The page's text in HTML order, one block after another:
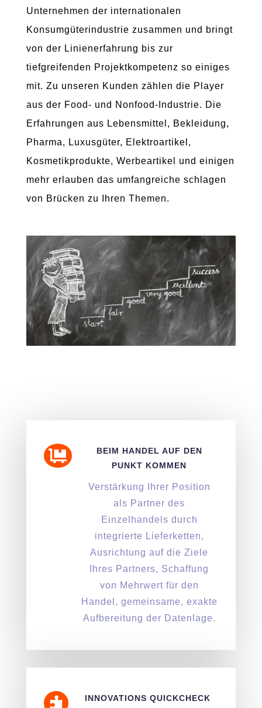
Unternehmen der internationalen
Konsumgüterindustrie zusammen und bringt
von der Linienerfahrung bis zur
tiefgreifenden Projektkompetenz so einiges
mit. Zu unseren Kunden zählen die Player
aus der Food- und Nonfood-Industrie. Die
Erfahrungen aus Lebensmittel, Bekleidung,
Pharma, Luxusgüter, Elektroartikel,
Kosmetikprodukte, Werbeartikel und einigen
mehr erlauben das umfangreiche schlagen
von Brücken zu Ihren Themen.

BEIM HANDEL AUF DEN
PUNKT KOMMEN
Verstärkung Ihrer Position
als Partner des
Einzelhandels durch
integrierte Lieferketten,
Ausrichtung auf die Ziele
Ihres Partners, Schaffung
von Mehrwert für den
Handel, gemeinsame, exakte
Aufbereitung der Datenlage.
 INNOVATIONS QUICKCHECK